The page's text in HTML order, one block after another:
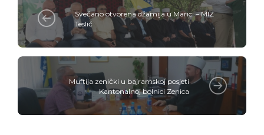
Svečano otvorena džamija u Marici – MIZ
Teslić
Muftija zenički u bajramskoj posjeti
Kantonalnoj bolnici Zenica